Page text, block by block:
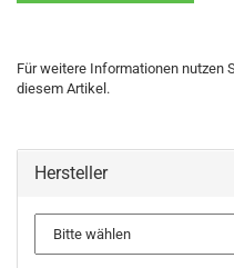
Für weitere Informationen nutzen
diesem Artikel.
Hersteller